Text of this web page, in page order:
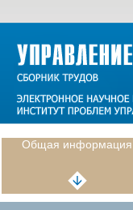
Общая информация